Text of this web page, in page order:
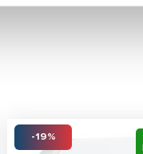
-19%